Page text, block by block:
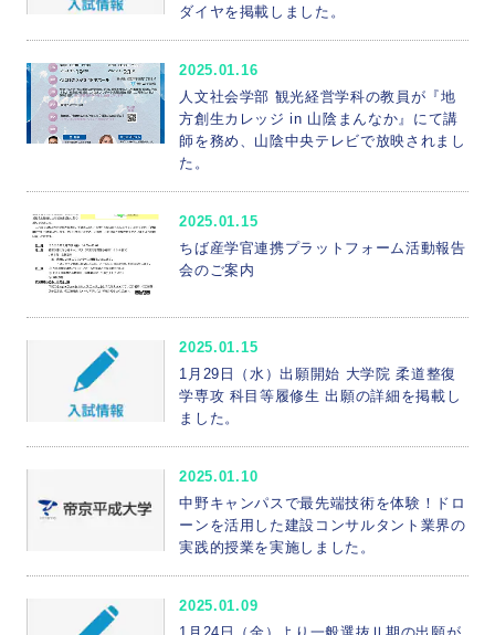
ダイヤを掲載しました。
2025.01.16
人文社会学部 観光経営学科の教員が『地
方創生カレッジ in 山陰まんなか』にて講
師を務め、山陰中央テレビで放映されまし
た。
2025.01.15
ちば産学官連携プラットフォーム活動報告
会のご案内
2025.01.15
1月29日（水）出願開始 大学院 柔道整復
学専攻 科目等履修生 出願の詳細を掲載し
ました。
2025.01.10
中野キャンパスで最先端技術を体験！ドロ
ーンを活用した建設コンサルタント業界の
実践的授業を実施しました。
2025.01.09